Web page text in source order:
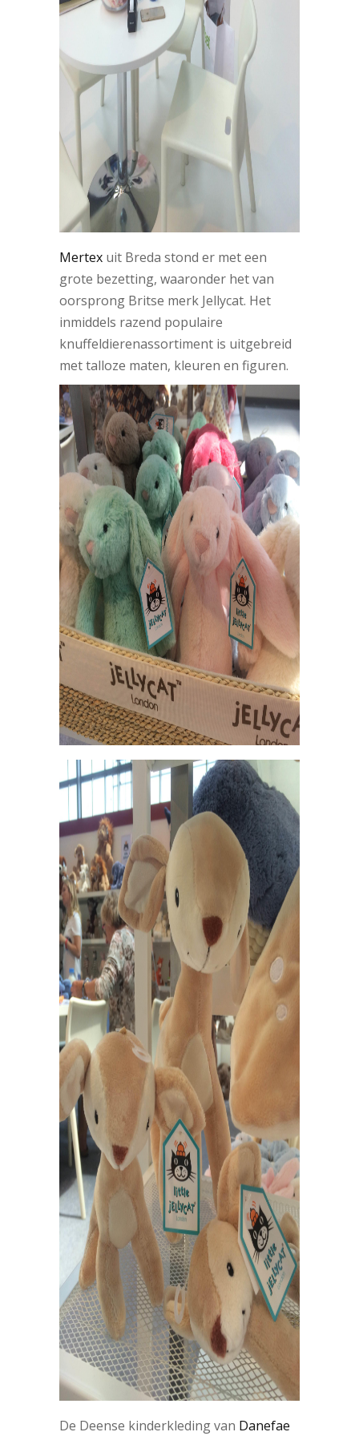
Mertex uit Breda stond er met een
grote bezetting, waaronder het van
oorsprong Britse merk Jellycat. Het
inmiddels razend populaire
knuffeldierenassortiment is uitgebreid
met talloze maten, kleuren en figuren.
De Deense kinderkleding van Danefae